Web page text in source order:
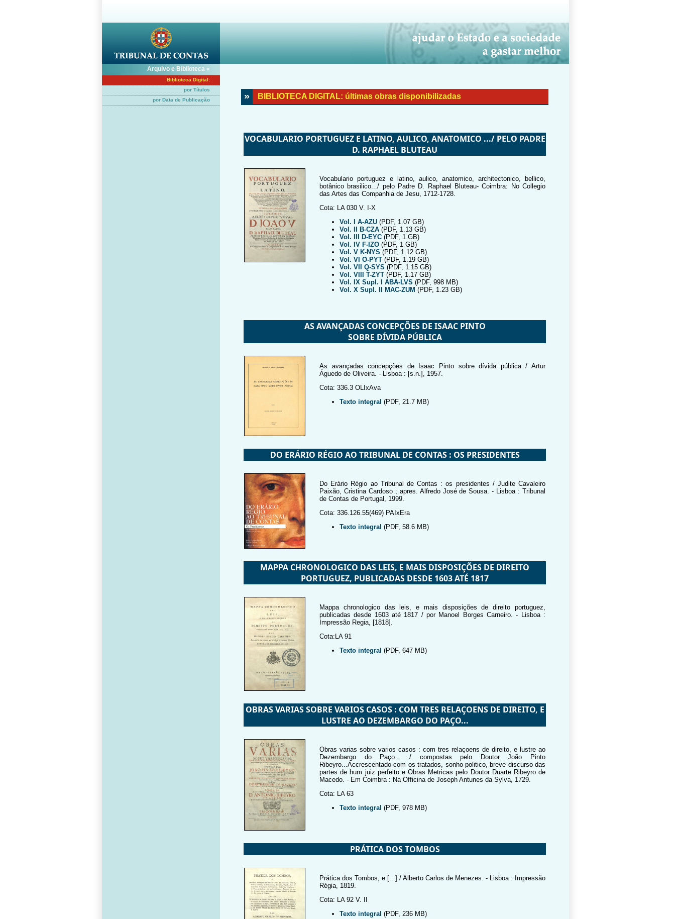
Arquivo e Biblioteca «
Biblioteca Digital:
por Títulos
por Data de Publicação
» BIBLIOTECA DIGITAL: últimas obras disponibilizadas
VOCABULARIO PORTUGUEZ E LATINO, AULICO, ANATOMICO .../ PELO PADRE
D. RAPHAEL BLUTEAU
Vocabulario portuguez e latino, aulico, anatomico, architectonico, bellico,
botânico brasilico.../ pelo Padre D. Raphael Bluteau- Coimbra: No Collegio
das Artes das Companhia de Jesu, 1712-1728.
Cota: LA 030 V. I-X
Vol. I A-AZU (PDF, 1.07 GB)
Vol. II B-CZA (PDF, 1.13 GB)
Vol. III D-EYC (PDF, 1 GB)
Vol. IV F-IZO (PDF, 1 GB)
Vol. V K-NYS (PDF, 1.12 GB)
Vol. VI O-PYT (PDF, 1.19 GB)
Vol. VII Q-SYS (PDF, 1.15 GB)
Vol. VIII T-ZYT (PDF, 1.17 GB)
Vol. IX Supl. I ABA-LVS (PDF, 998 MB)
Vol. X Supl. II MAC-ZUM (PDF, 1.23 GB)
AS AVANÇADAS CONCEPÇÕES DE ISAAC PINTO
SOBRE DÍVIDA PÚBLICA
As avançadas concepções de Isaac Pinto sobre dívida pública / Artur
Águedo de Oliveira. - Lisboa : [s.n.], 1957.
Cota: 336.3 OLIxAva
Texto integral (PDF, 21.7 MB)
DO ERÁRIO RÉGIO AO TRIBUNAL DE CONTAS : OS PRESIDENTES
Do Erário Régio ao Tribunal de Contas : os presidentes / Judite Cavaleiro
Paixão, Cristina Cardoso ; apres. Alfredo José de Sousa. - Lisboa : Tribunal
de Contas de Portugal, 1999.
Cota: 336.126.55(469) PAIxEra
Texto integral (PDF, 58.6 MB)
MAPPA CHRONOLOGICO DAS LEIS, E MAIS DISPOSIÇÕES DE DIREITO
PORTUGUEZ, PUBLICADAS DESDE 1603 ATÉ 1817
Mappa chronologico das leis, e mais disposições de direito portuguez,
publicadas desde 1603 até 1817 / por Manoel Borges Carneiro. - Lisboa :
Impressão Regia, [1818].
Cota:LA 91
Texto integral (PDF, 647 MB)
OBRAS VARIAS SOBRE VARIOS CASOS : COM TRES RELAÇOENS DE DIREITO, E
LUSTRE AO DEZEMBARGO DO PAÇO...
Obras varias sobre varios casos : com tres relaçoens de direito, e lustre ao
Dezembargo do Paço... / compostas pelo Doutor João Pinto
Ribeyro...Accrescentado com os tratados, sonho politico, breve discurso das
partes de hum juiz perfeito e Obras Metricas pelo Doutor Duarte Ribeyro de
Macedo. - Em Coimbra : Na Officina de Joseph Antunes da Sylva, 1729.
Cota: LA 63
Texto integral (PDF, 978 MB)
PRÁTICA DOS TOMBOS
Prática dos Tombos, e [...] / Alberto Carlos de Menezes. - Lisboa : Impressão
Régia, 1819.
Cota: LA 92 V. II
Texto integral (PDF, 236 MB)